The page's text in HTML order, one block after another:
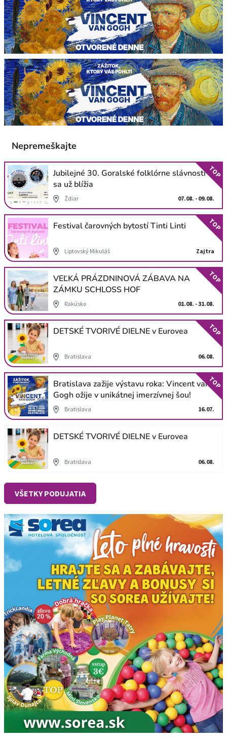
Nepremeškajte
Jubilejné 30. Goralské folklórne slávnosti
sa už blížia
Ždiar 07.08. - 09.08.
TOP
Festival čarovných bytostí Tinti Linti
Liptovský Mikuláš Zajtra
TOP
VEĽKÁ PRÁZDNINOVÁ ZÁBAVA NA
ZÁMKU SCHLOSS HOF
Rakúsko 01.08. - 31.08.
TOP
DETSKÉ TVORIVÉ DIELNE v Eurovea
Bratislava 06.08.
TOP
Bratislava zažije výstavu roka: Vincent van
Gogh ožije v unikátnej imerzívnej šou!
Bratislava 16.07.
TOP
DETSKÉ TVORIVÉ DIELNE v Eurovea
Bratislava 06.08.
VŠETKY PODUJATIA